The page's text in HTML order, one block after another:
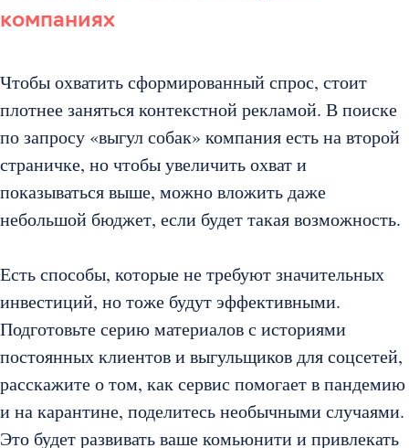
компаниях
Чтобы охватить сформированный спрос, стоит
плотнее заняться контекстной рекламой. В поиске
по запросу «выгул собак» компания есть на второй
страничке, но чтобы увеличить охват и
показываться выше, можно вложить даже
небольшой бюджет, если будет такая возможность.
Есть способы, которые не требуют значительных
инвестиций, но тоже будут эффективными.
Подготовьте серию материалов с историями
постоянных клиентов и выгульщиков для соцсетей,
расскажите о том, как сервис помогает в пандемию
и на карантине, поделитесь необычными случаями.
Это будет развивать ваше комьюнити и привлекать